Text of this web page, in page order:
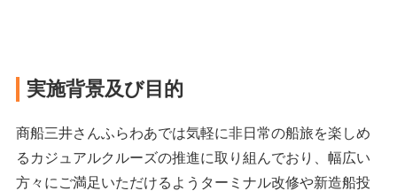
実施背景及び目的
商船三井さんふらわあでは気軽に非日常の船旅を楽しめ
るカジュアルクルーズの推進に取り組んでおり、幅広い
方々にご満足いただけるようターミナル改修や新造船投